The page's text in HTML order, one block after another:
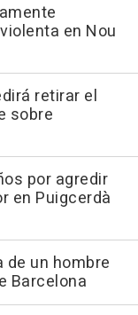
en Nou
retirar el
sobre
por agredir
en Puigcerdà
un hombre
Barcelona